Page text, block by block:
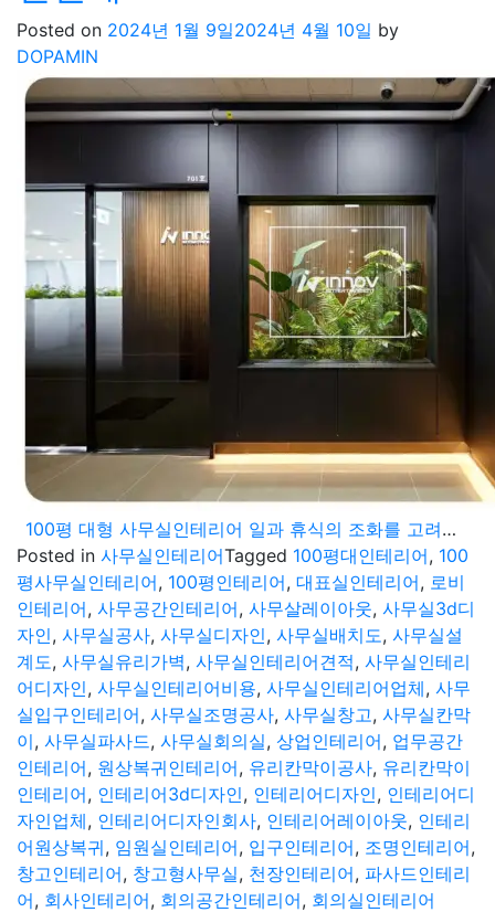
Posted on 2024년 1월 9일2024년 4월 10일 by
DOPAMIN
100평 대형 사무실인테리어 일과 휴식의 조화를 고려한 공간설계
Posted in 사무실인테리어Tagged 100평대인테리어, 100
평사무실인테리어, 100평인테리어, 대표실인테리어, 로비
인테리어, 사무공간인테리어, 사무살레이아웃, 사무실3d디
자인, 사무실공사, 사무실디자인, 사무실배치도, 사무실설
계도, 사무실유리가벽, 사무실인테리어견적, 사무실인테리
어디자인, 사무실인테리어비용, 사무실인테리어업체, 사무
실입구인테리어, 사무실조명공사, 사무실창고, 사무실칸막
이, 사무실파사드, 사무실회의실, 상업인테리어, 업무공간
인테리어, 원상복귀인테리어, 유리칸막이공사, 유리칸막이
인테리어, 인테리어3d디자인, 인테리어디자인, 인테리어디
자인업체, 인테리어디자인회사, 인테리어레이아웃, 인테리
어원상복귀, 임원실인테리어, 입구인테리어, 조명인테리어,
창고인테리어, 창고형사무실, 천장인테리어, 파사드인테리
어, 회사인테리어, 회의공간인테리어, 회의실인테리어